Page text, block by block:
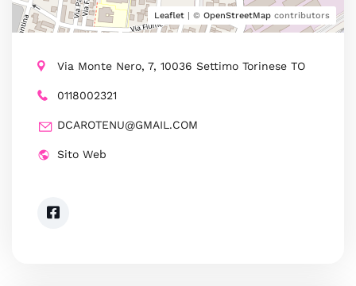
Leaflet | © OpenStreetMap contributors
Via Monte Nero, 7, 10036 Settimo Torinese TO
0118002321
DCAROTENU@GMAIL.COM
Sito Web